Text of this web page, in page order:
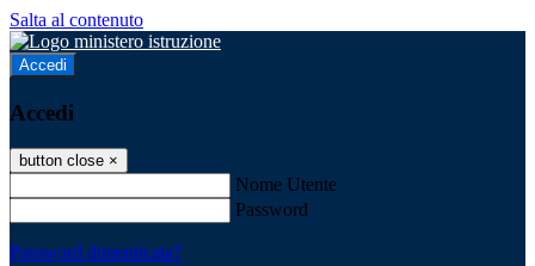
Salta al contenuto
Accedi
Accedi
button close ×
Nome Utente
Password
Password dimenticata?